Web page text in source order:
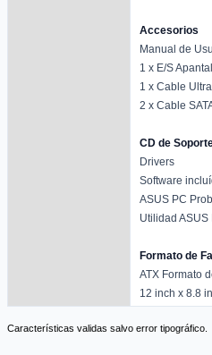
Accesorios
Manual de
1 x E/S
1 x Cable
2 x Cable
CD de
Drivers
Software
ASUS PC
Utilidad ASUS
Formato de
ATX Formato
12 inch x 8.8
Características validas salvo error tipográfico.